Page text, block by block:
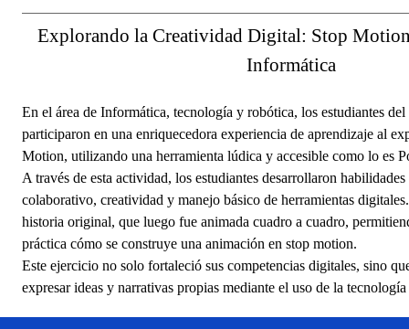
Explorando la Creatividad Digital: Stop
Informática
En el área de Informática, tecnología y robótica, los estudiantes
participaron en una enriquecedora experiencia de aprendizaje al
Motion, utilizando una herramienta lúdica y accesible como lo es
A través de esta actividad, los estudiantes desarrollaron
colaborativo, creatividad y manejo básico de herramientas
historia original, que luego fue animada cuadro a cuadro,
práctica cómo se construye una animación en stop motion.
Este ejercicio no solo fortaleció sus competencias digitales, sino
expresar ideas y narrativas propias mediante el uso de la